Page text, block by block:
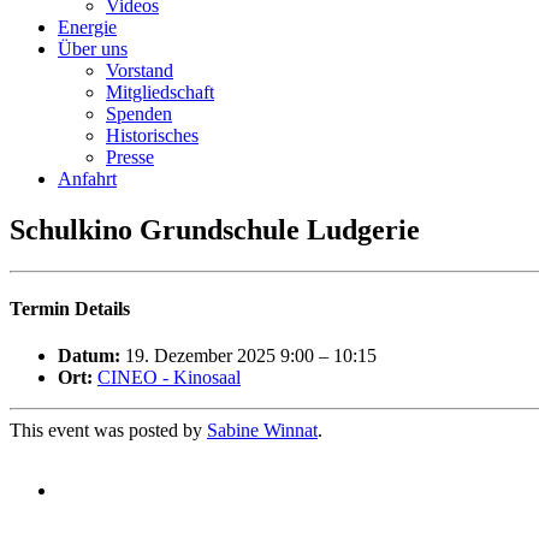
Videos
Energie
Über uns
Vorstand
Mitgliedschaft
Spenden
Historisches
Presse
Anfahrt
Schulkino Grundschule Ludgerie
Termin Details
Datum: 19. Dezember 2025 9:00 – 10:15
Ort: CINEO - Kinosaal
This event was posted by Sabine Winnat.